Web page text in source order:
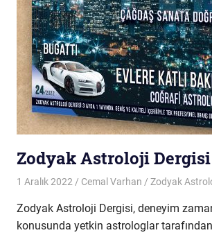
Zodyak Astroloji Dergisi
1 Aralık 2022 Cemal Varhan Zodyak
Zodyak Astroloji Dergisi, deneyim
konusunda yetkin astrologlar tarafından